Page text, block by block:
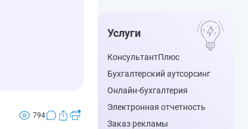
794
Услуги
КонсультантПлюс
Бухгалтерский аутсорсинг
Онлайн-бухгалтерия
Электронная отчетность
Заказ рекламы